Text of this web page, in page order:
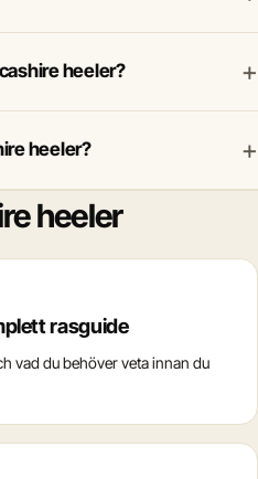
heeler? +
heeler? +
heeler
rasguide
vad du behöver veta innan du